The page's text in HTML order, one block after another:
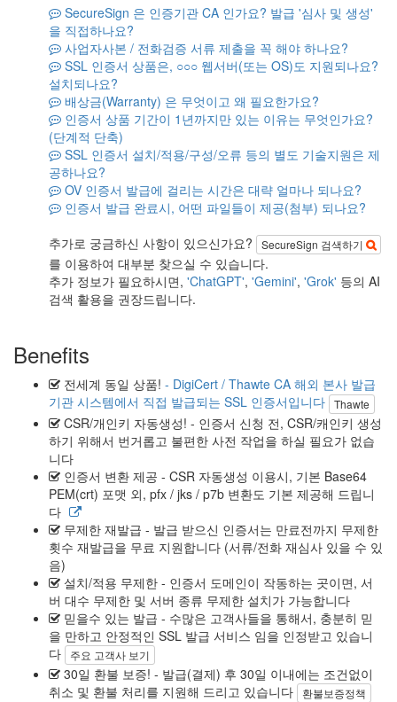
SecureSign 은 인증기관 CA 인가요? 발급 '심사 및 생성'
을 직접하나요?
사업자사본 / 전화검증 서류 제출을 꼭 해야 하나요?
SSL 인증서 상품은, ○○○ 웹서버(또는 OS)도 지원되나요?
설치되나요?
배상금(Warranty) 은 무엇이고 왜 필요한가요?
인증서 상품 기간이 1년까지만 있는 이유는 무엇인가요?
(단계적 단축)
SSL 인증서 설치/적용/구성/오류 등의 별도 기술지원은 제
공하나요?
OV 인증서 발급에 걸리는 시간은 대략 얼마나 되나요?
인증서 발급 완료시, 어떤 파일들이 제공(첨부) 되나요?
추가로 궁금하신 사항이 있으신가요?
SecureSign 검색하기
를 이용하여 대부분 찾으실 수 있습니다.
추가 정보가 필요하시면, 'ChatGPT', 'Gemini', 'Grok' 등의 AI
검색 활용을 권장드립니다.
Benefits
전세계 동일 상품! - DigiCert / Thawte CA 해외 본사 발급
기관 시스템에서 직접 발급되는 SSL 인증서입니다 Thawte
CSR/개인키 자동생성! - 인증서 신청 전, CSR/캐인키 생성
하기 위해서 번거롭고 불편한 사전 작업을 하실 필요가 없습
니다
인증서 변환 제공 - CSR 자동생성 이용시, 기본 Base64
PEM(crt) 포맷 외, pfx / jks / p7b 변환도 기본 제공해 드립니
다
무제한 재발급 - 발급 받으신 인증서는 만료전까지 무제한
횟수 재발급을 무료 지원합니다 (서류/전화 재심사 있을 수 있
음)
설치/적용 무제한 - 인증서 도메인이 작동하는 곳이면, 서
버 대수 무제한 및 서버 종류 무제한 설치가 가능합니다
믿을수 있는 발급 - 수많은 고객사들을 통해서, 충분히 믿
을 만하고 안정적인 SSL 발급 서비스 임을 인정받고 있습니
다
주요 고객사 보기
30일 환불 보증! - 발급(결제) 후 30일 이내에는 조건없이
취소 및 환불 처리를 지원해 드리고 있습니다
환불보증정책